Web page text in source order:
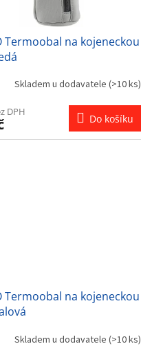
Termoobal na kojeneckou
Skladem u dodavatele (>10 ks)
DPH
Do košíku
Termoobal na kojeneckou
Skladem u dodavatele (>10 ks)